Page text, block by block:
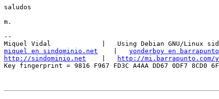
saludos
m.
--
miquel en sindominio.net
yonderboy en
http://sindominio.net
http://mi.barrapunto.com/
Key fingerprint = 9816 F967 FD3C A4AA DD67 0DF7 8CD0